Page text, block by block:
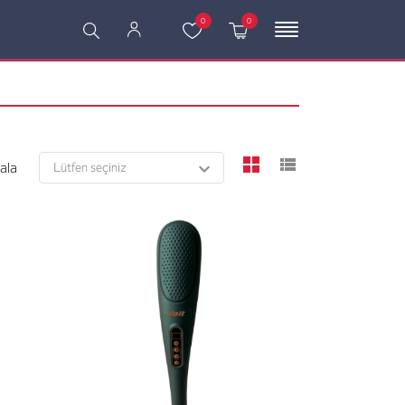
0 0
viewmode grid